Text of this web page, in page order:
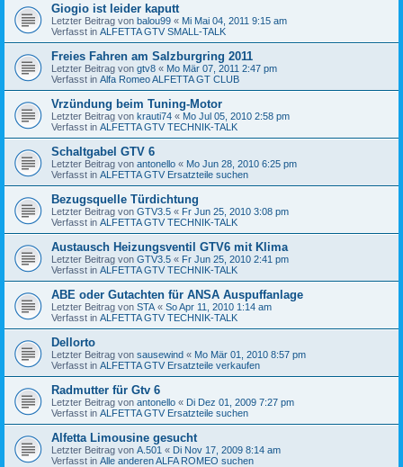
Giogio ist leider kaputt
Letzter Beitrag von balou99 « Mi Mai 04, 2011 9:15 am
Verfasst in ALFETTA GTV SMALL-TALK
Freies Fahren am Salzburgring 2011
Letzter Beitrag von gtv8 « Mo Mär 07, 2011 2:47 pm
Verfasst in Alfa Romeo ALFETTA GT CLUB
Vrzündung beim Tuning-Motor
Letzter Beitrag von krauti74 « Mo Jul 05, 2010 2:58 pm
Verfasst in ALFETTA GTV TECHNIK-TALK
Schaltgabel GTV 6
Letzter Beitrag von antonello « Mo Jun 28, 2010 6:25 pm
Verfasst in ALFETTA GTV Ersatzteile suchen
Bezugsquelle Türdichtung
Letzter Beitrag von GTV3.5 « Fr Jun 25, 2010 3:08 pm
Verfasst in ALFETTA GTV TECHNIK-TALK
Austausch Heizungsventil GTV6 mit Klima
Letzter Beitrag von GTV3.5 « Fr Jun 25, 2010 2:41 pm
Verfasst in ALFETTA GTV TECHNIK-TALK
ABE oder Gutachten für ANSA Auspuffanlage
Letzter Beitrag von STA « So Apr 11, 2010 1:14 am
Verfasst in ALFETTA GTV TECHNIK-TALK
Dellorto
Letzter Beitrag von sausewind « Mo Mär 01, 2010 8:57 pm
Verfasst in ALFETTA GTV Ersatzteile verkaufen
Radmutter für Gtv 6
Letzter Beitrag von antonello « Di Dez 01, 2009 7:27 pm
Verfasst in ALFETTA GTV Ersatzteile suchen
Alfetta Limousine gesucht
Letzter Beitrag von A.501 « Di Nov 17, 2009 8:14 am
Verfasst in Alle anderen ALFA ROMEO suchen